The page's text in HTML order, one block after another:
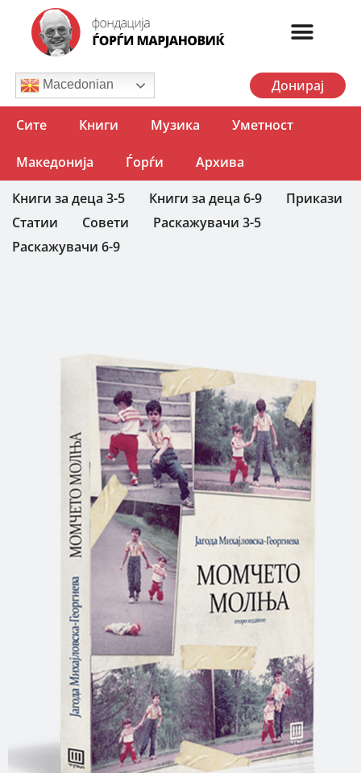
Macedonian Донирај
Сите Книги Музика Уметност
Македонија Ѓорѓи Архива
Книги за деца 3-5 Книги за деца 6-9
Прикази
Статии
Совети
Раскажувачи 3-5
Раскажувачи 6-9